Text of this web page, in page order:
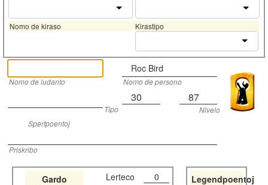
Nomo de kiraso Kirastipo
Roc Bird
Nomo de ludanto Nomo de persono
30 87
Tipo
Nivelo
Spertpoentoj
Priskribo
Gardo Lerteco
0
Legendpoentoj